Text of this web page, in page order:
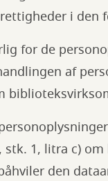
i den
for de
af
1, litra c)
den